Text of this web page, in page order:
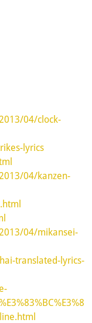
04/clock-
lyrics
04/kanzen-
04/mikansei-
translated-lyrics-